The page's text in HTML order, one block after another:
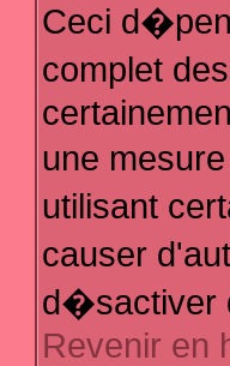
Ceci
complet
une
utilisant
causer
d�sactiver
Revenir en